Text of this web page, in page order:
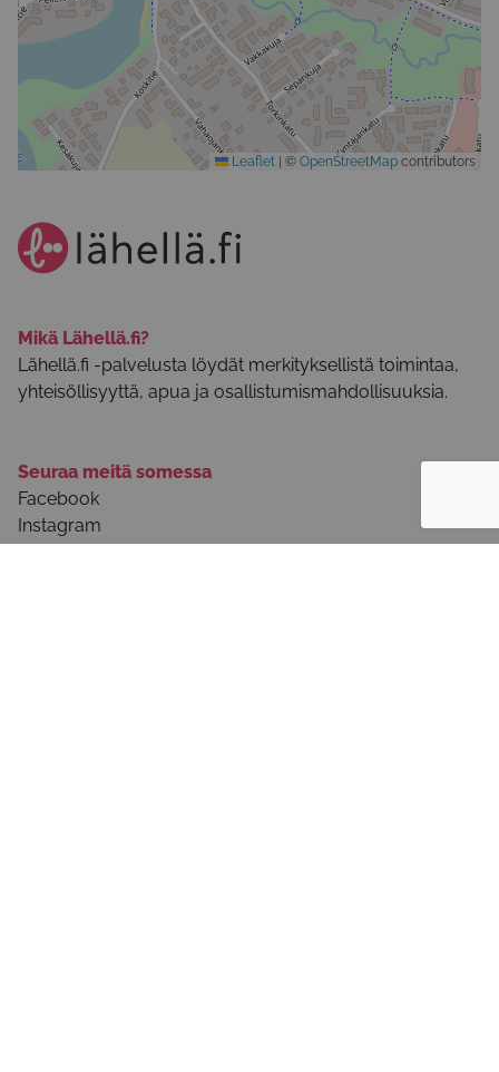
Leaflet © OpenStreetMap contributors
Mikä Lähellä.fi?
Lähellä.fi -palvelusta löydät merkityksellistä toimintaa,
yhteisöllisyyttä, apua ja osallistumismahdollisuuksia.
Seuraa meitä somessa
Facebook
Instagram